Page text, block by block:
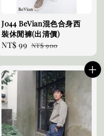
J044 BeVian混色合身西
裝休閒褲(出清價)
Sale
price
NT$ 99 Regular
price
NT$ 900